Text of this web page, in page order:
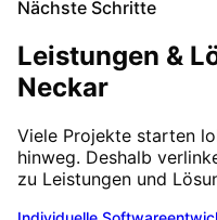
Nächste Schritte
Leistungen &
Neckar
Viele Projekte starten
hinweg. Deshalb
zu Leistungen und